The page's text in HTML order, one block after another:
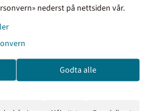
eller ekskl.
kan du
vil se prisene
moms.
nederst på nettsiden vår.
Godta alle